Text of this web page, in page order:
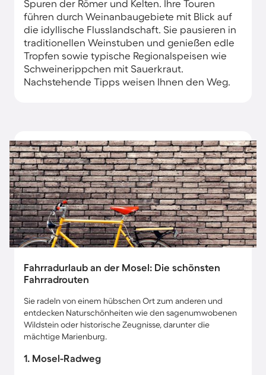
Spuren der Römer und Kelten. Ihre Touren
führen durch Weinanbaugebiete mit Blick auf
die idyllische Flusslandschaft. Sie pausieren in
traditionellen Weinstuben und genießen edle
Tropfen sowie typische Regionalspeisen wie
Schweinerippchen mit Sauerkraut.
Nachstehende Tipps weisen Ihnen den Weg.
Fahrradurlaub an der Mosel: Die schönsten
Fahrradrouten
Sie radeln von einem hübschen Ort zum anderen und
entdecken Naturschönheiten wie den sagenumwobenen
Wildstein oder historische Zeugnisse, darunter die
mächtige Marienburg.
1. Mosel-Radweg